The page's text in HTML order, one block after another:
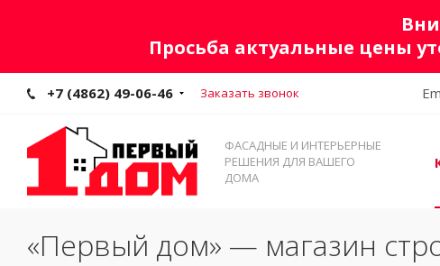
Просьба актуальные цены
+7 (4862) 49-06-46 Заказать звонок
ФАСАДНЫЕ И ИНТЕРЬЕРНЫЕ
РЕШЕНИЯ ДЛЯ ВАШЕГО
ДОМА
«Первый дом» — магазин